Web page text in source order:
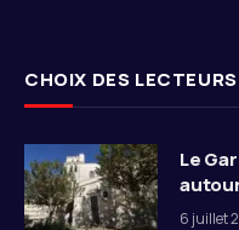
CHOIX DES LECTEURS
Le
autour
6 juillet